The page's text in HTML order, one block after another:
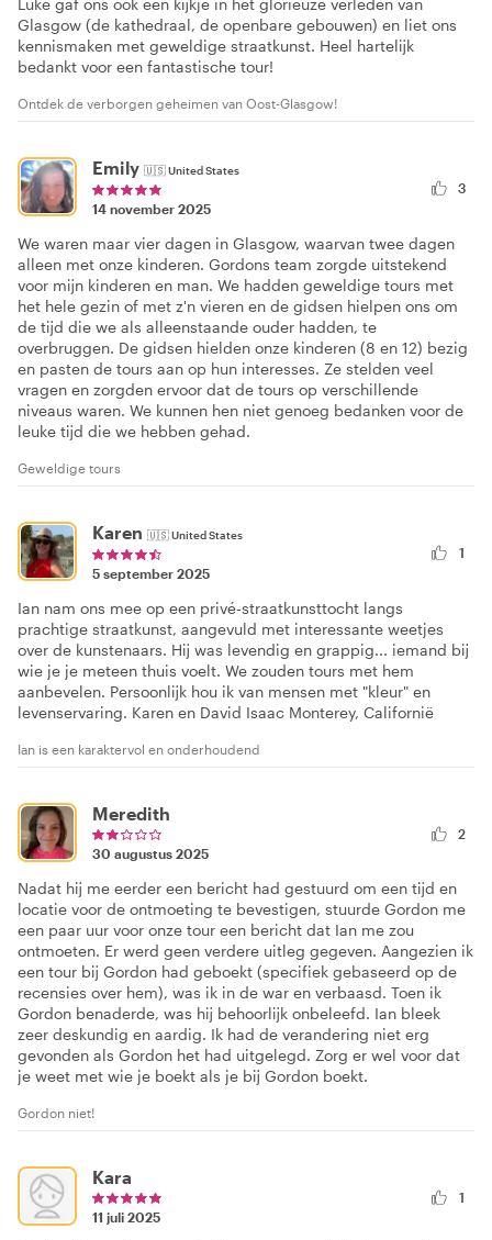
Luke gaf ons ook een kijkje in het glorieuze verleden van
Glasgow (de kathedraal, de openbare gebouwen) en liet ons
kennismaken met geweldige straatkunst. Heel hartelijk
bedankt voor een fantastische tour!
Ontdek de verborgen geheimen van Oost-Glasgow!
Emily 🇺🇸United States
14 november 2025
3
We waren maar vier dagen in Glasgow, waarvan twee dagen
alleen met onze kinderen. Gordons team zorgde uitstekend
voor mijn kinderen en man. We hadden geweldige tours met
het hele gezin of met z'n vieren en de gidsen hielpen ons om
de tijd die we als alleenstaande ouder hadden, te
overbruggen. De gidsen hielden onze kinderen (8 en 12) bezig
en pasten de tours aan op hun interesses. Ze stelden veel
vragen en zorgden ervoor dat de tours op verschillende
niveaus waren. We kunnen hen niet genoeg bedanken voor de
leuke tijd die we hebben gehad.
Geweldige tours
Karen 🇺🇸United States
5 september 2025
1
Ian nam ons mee op een privé-straatkunsttocht langs
prachtige straatkunst, aangevuld met interessante weetjes
over de kunstenaars. Hij was levendig en grappig... iemand bij
wie je je meteen thuis voelt. We zouden tours met hem
aanbevelen. Persoonlijk hou ik van mensen met "kleur" en
levenservaring. Karen en David Isaac Monterey, Californië
Ian is een karaktervol en onderhoudend
Meredith
30 augustus 2025
2
Nadat hij me eerder een bericht had gestuurd om een tijd en
locatie voor de ontmoeting te bevestigen, stuurde Gordon me
een paar uur voor onze tour een bericht dat Ian me zou
ontmoeten. Er werd geen verdere uitleg gegeven. Aangezien ik
een tour bij Gordon had geboekt (specifiek gebaseerd op de
recensies over hem), was ik in de war en verbaasd. Toen ik
Gordon benaderde, was hij behoorlijk onbeleefd. Ian bleek
zeer deskundig en aardig. Ik had de verandering niet erg
gevonden als Gordon het had uitgelegd. Zorg er wel voor dat
je weet met wie je boekt als je bij Gordon boekt.
Gordon niet!
Kara
11 juli 2025
1